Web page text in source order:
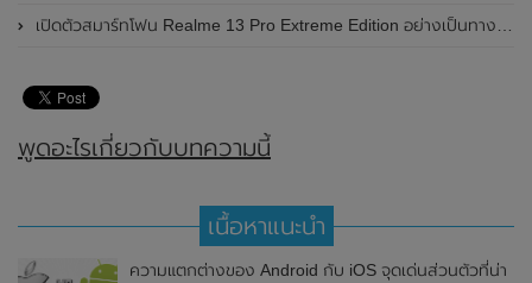
เปิดตัวสมาร์ทโฟน Realme 13 Pro Extreme Edition อย่างเป็นทางการแล้วในประเทศจีน
พูดอะไรเกี่ยวกับบทความนี้
เนื้อหาแนะนำ
ความแตกต่างของ Android กับ iOS จุดเด่นส่วนตัวที่น่า